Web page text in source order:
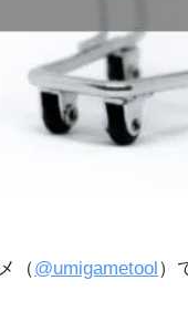
（@umigametool）